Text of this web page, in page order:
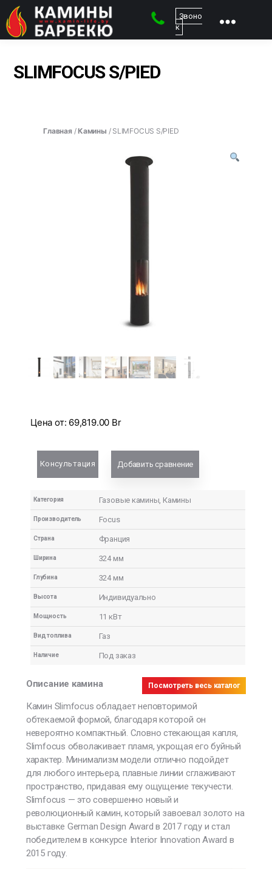
Магазин
Звоно
к
SLIMFOCUS S/PIED
Главная/Камины / SLIMFOCUS S/PIED
Цена от: 69,819.00 Br
Консультация Добавить сравнение
Категория Газовые камины Камины
Производитель Focus
Страна Франция
Ширина 324 мм
Глубина 324 мм
Высота Индивидуально
Мощность 11 кВт
Вид топлива Газ
Наличие Под заказ
Описание камина Посмотреть весь каталог
Камин Slimfocus обладает неповторимой
обтекаемой формой, благодаря которой он
невероятно компактный. Словно стекающая капля,
Slimfocus обволакивает пламя, укрощая его буйный
характер. Минимализм модели отлично подойдет
для любого интерьера, плавные линии сглаживают
пространство, придавая ему ощущение текучести.
Slimfocus — это совершенно новый и
революционный камин, который завоевал золото на
выставке German Design Award в 2017 году и стал
победителем в конкурсе Interior Innovation Award в
2015 году.